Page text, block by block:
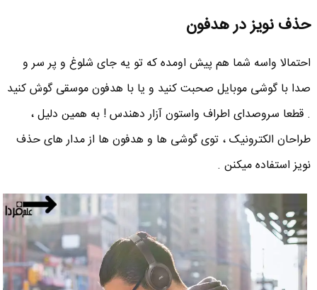
حذف نویز در هدفون
احتمالا واسه شما هم پیش اومده که تو یه جای شلوغ و پر سر و
صدا با گوشی موبایل صحبت کنید و یا با هدفون موسقی گوش کنید
. قطعا سروصدای اطراف واستون آزار دهندس ! به همین دلیل ،
طراحان الکترونیک ، توی گوشی ها و هدفون ها از مدار های حذف
نویز استفاده میکنن .